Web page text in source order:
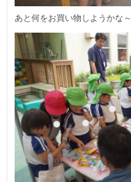
あと何をお買い物しようかな～